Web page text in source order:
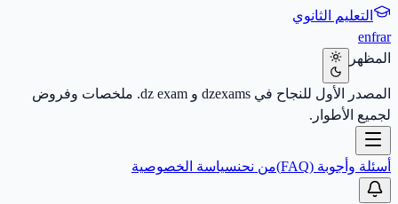
التعليم الثانوي
enfrar
المظهر
المصدر الأول للنجاح في dzexams و dz exam. ملخصات وفروض
لجميع الأطوار.
أسئلة وأجوبة (FAQ) من نحنسياسة الخصوصية